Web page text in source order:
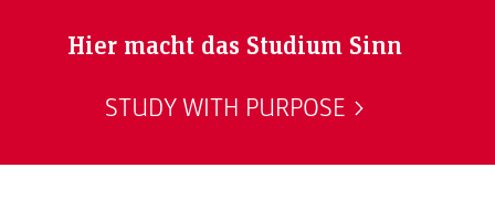
Hier macht das Studium Sinn
STUDY WITH PURPOSE